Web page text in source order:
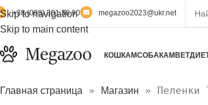
Skip to navigation
Skip to main content
+38 (098) 301 36 90 megazoo2023@ukr.net
КОШКАМСОБАКАМ
Главная страница » Магазин »